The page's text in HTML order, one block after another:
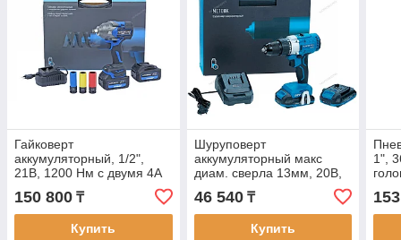
Гайковерт
аккумуляторный, 1/2",
21В, 1200 Нм с двумя 4A
акк. и зар. уст-вом 1,8A, в
кейсе
150 800 ₸
Купить
Шуруповерт
аккумуляторный макс
диам. сверла 13мм, 20В,
80Нм с 2шт акк. и зар. уст-
вом
46 540₸
Купить
1",